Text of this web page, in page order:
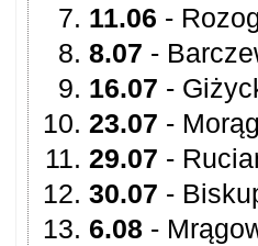
11.06 -
8.07 -
16.07 -
23.07 -
29.07 -
30.07 -
6.08 -